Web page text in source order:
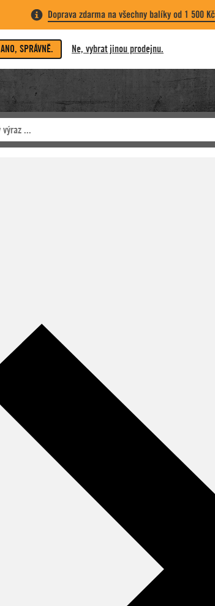
Doprava zdarma na všechny balíky od 1 500 Kč
ANO, SPRÁVNĚ. Ne, vybrat jinou prodejnu.